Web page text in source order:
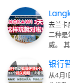
去兰卡
二种
威。
银行
从4月